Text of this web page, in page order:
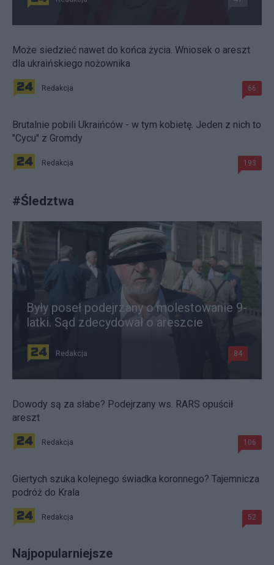
Może siedzieć nawet do końca życia. Wniosek o areszt
dla ukraińskiego nożownika
Redakcja 66
Brutalnie pobili Ukraińców - w tym kobietę. Jeden z nich to
"Cycu" z Gromdy
Redakcja 193
#Śledztwa
Były poseł podejrzany o molestowanie 9-
latki. Sąd zdecydował o areszcie
Redakcja 84
Dowody są za słabe? Podejrzany ws. RARS opuścił
areszt
Redakcja 106
Giertych szuka kolejnego świadka koronnego? Tajemnicza
podróż do Krala
Redakcja 52
Najpopularniejsze